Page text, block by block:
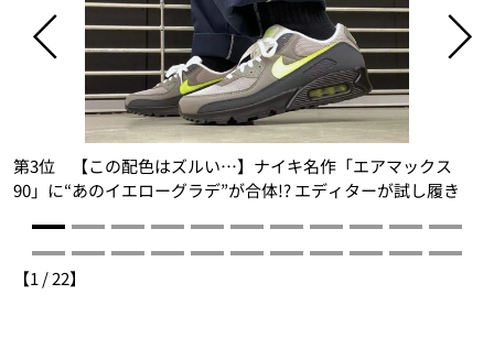
第3位 【この配色はズルい…】ナイキ名作「エアマックス
90」に“あのイエローグラデ”が合体!? エディターが試し履き
【1 /22】